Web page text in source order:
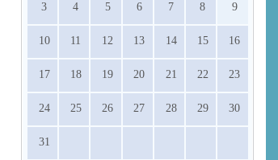
3 4 5 6 7 8 9
10 11 12 13 14 15 16
17 18 19 20 21 22 23
24 25 26 27 28 29 30
31